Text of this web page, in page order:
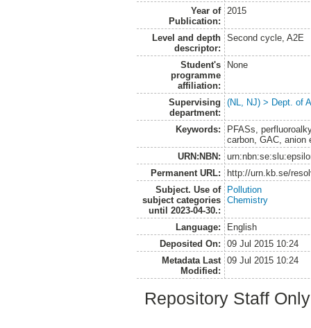
Year of
Publication:
2015
Level and depth
descriptor:
Second cycle, A2E
Student's
programme
affiliation:
None
Supervising
department:
(NL, NJ) > Dept. of
Keywords:
PFASs,
carbon, GAC, anion
URN:NBN:
Permanent URL:
http://urn.kb.se/
Subject. Use of
subject categories
until 2023-04-30.:
Pollution
Chemistry
Language:
English
Deposited On:
09 Jul 2015 10:24
Metadata Last
Modified:
09 Jul 2015 10:24
Repository Staff